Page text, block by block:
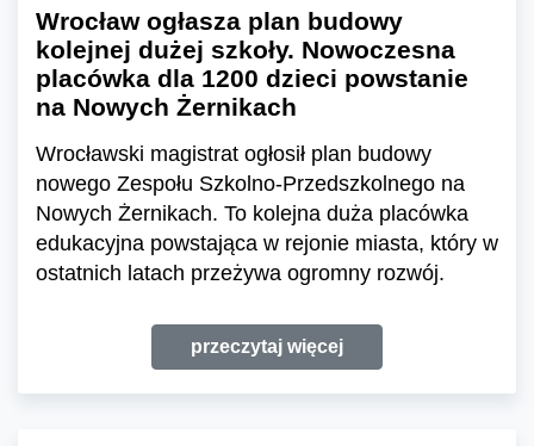
Wrocław ogłasza plan budowy
kolejnej dużej szkoły. Nowoczesna
placówka dla 1200 dzieci powstanie
na Nowych Żernikach
Wrocławski magistrat ogłosił plan budowy
nowego Zespołu Szkolno-Przedszkolnego na
Nowych Żernikach. To kolejna duża placówka
edukacyjna powstająca w rejonie miasta, który w
ostatnich latach przeżywa ogromny rozwój.
przeczytaj więcej